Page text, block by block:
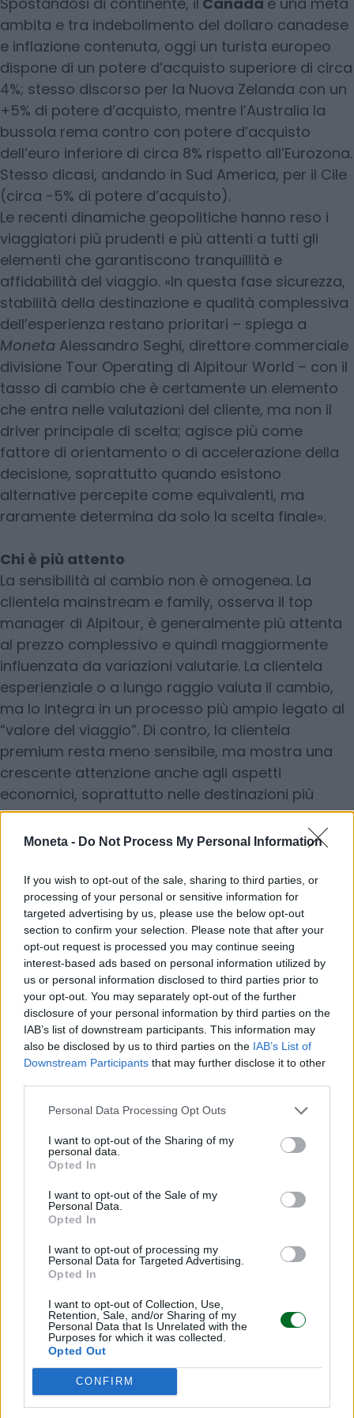
Moneta - Do Not Process My Personal Information
If you wish to opt-out of the sale, sharing to third parties, or
processing of your personal or sensitive information for
targeted advertising by us, please use the below opt-out
section to confirm your selection. Please note that after your
opt-out request is processed you may continue seeing
interest-based ads based on personal information utilized by
us or personal information disclosed to third parties prior to
your opt-out. You may separately opt-out of the further
disclosure of your personal information by third parties on the
IAB’s list of downstream participants. This information may
also be disclosed by us to third parties on the IAB’s List of
Downstream Participants that may further disclose it to other
Personal Data Processing Opt Outs
I want to opt-out of the Sharing of my
personal data.
Opted In
I want to opt-out of the Sale of my
Personal Data.
Opted In
I want to opt-out of processing my
Personal Data for Targeted Advertising.
Opted In
I want to opt-out of Collection, Use,
Retention, Sale, and/or Sharing of my
Personal Data that Is Unrelated with the
Purposes for which it was collected.
Opted Out
CONFIRM
ambita e tra indebolimento del dollaro canadese
e inflazione contenuta, oggi un turista europeo
dispone di un potere d’acquisto superiore di circa
4%; stesso discorso per la Nuova Zelanda con un
+5% di potere d’acquisto, mentre l’Australia la
bussola rema contro con potere d’acquisto
dell’euro inferiore di circa 8% rispetto all’Eurozona.
Stesso dicasi, andando in Sud America, per il Cile
(circa -5% di potere d’acquisto).
Le recenti dinamiche geopolitiche hanno reso i
viaggiatori più prudenti e più attenti a tutti gli
elementi che garantiscono tranquillità e
affidabilità del viaggio. «In questa fase sicurezza,
stabilità della destinazione e qualità complessiva
dell’esperienza restano prioritari – spiega a
Moneta Alessandro Seghi, direttore commerciale
divisione Tour Operating di Alpitour World – con il
tasso di cambio che è certamente un elemento
che entra nelle valutazioni del cliente, ma non il
driver principale di scelta; agisce più come
fattore di orientamento o di accelerazione della
decisione, soprattutto quando esistono
alternative percepite come equivalenti, ma
raramente determina da solo la scelta finale».
Chi è più attento
La sensibilità al cambio non è omogenea. La
clientela mainstream e family, osserva il top
manager di Alpitour, è generalmente più attenta
al prezzo complessivo e quindi maggiormente
influenzata da variazioni valutarie. La clientela
esperienziale o a lungo raggio valuta il cambio,
ma lo integra in un processo più ampio legato al
“valore del viaggio”. Di contro, la clientela
premium resta meno sensibile, ma mostra una
crescente attenzione anche agli aspetti
economici, soprattutto nelle destinazioni più
lontane. «Oggi vediamo un fenomeno
interessante – precisa Seghi – anche il cliente alto
passato, non tanto per una logica di risparmio,
quanto per una crescente abitudine a
confrontare e ottimizzare le scelte».
I viaggiatori più attenti all’effetto cambio
«sono quelli che pianificano con anticipo e
hanno un orizzonte di spesa definito,
tipicamente i millennials tra 28 e 38 anni,
spesso professionisti urbani con reddito medio-
alto ma con una cultura del ‘valore’ molto
sviluppata», osserva Stefano Arossa, commercial
regional manager di WeRoad. Non cercano il
risparmio a tutti i costi, ma vogliono
massimizzare l’esperienza per quello che
spendono. «Si informano moltissimo prima di
seguono travel influencer, confrontano il costo
della vita delle destinazioni», aggiunge Arossa che
sottolinea inoltre come più è lungo il viaggio più
c’è modo di ottimizzare il vantaggio del cambio
favorevole. In destinazioni come il Sud Est Asiatico
per esempio, puoi spendere una cifra più alta per
il volo rispetto a una destinazione a medio raggio,
ma poi lì il costo della vita è nettamente inferiore
per chi utilizza l’Euro.
La spiccata sensibilità dei giovani al fattore